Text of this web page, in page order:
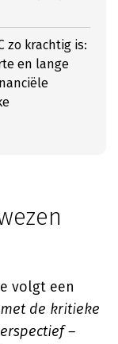
zo krachtig is:
en lange
volgt een
de kritieke
–